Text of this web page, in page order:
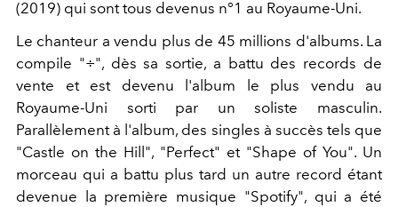
(2019) qui sont tous devenus n°1 au Royaume-Uni.
Le chanteur a vendu plus de 45 millions d'albums. La
compile "÷", dès sa sortie, a battu des records de
vente et est devenu l'album le plus vendu au
Royaume-Uni sorti par un soliste masculin.
Parallèlement à l'album, des singles à succès tels que
"Castle on the Hill", "Perfect" et "Shape of You". Un
morceau qui a battu plus tard un autre record étant
devenue la première musique "Spotify", qui a été